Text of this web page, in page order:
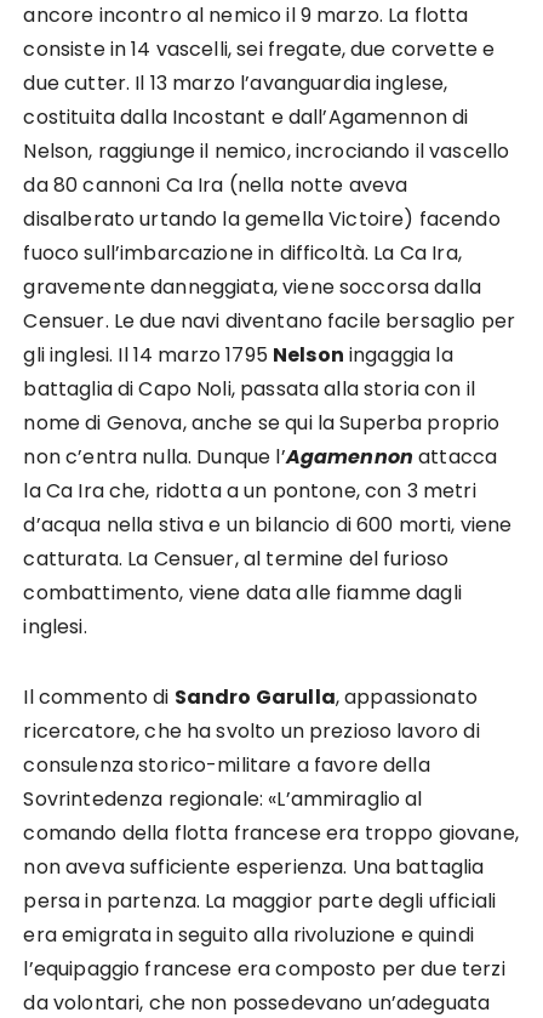
ancore incontro al nemico il 9 marzo. La flotta
consiste in 14 vascelli, sei fregate, due corvette e
due cutter. Il 13 marzo l’avanguardia inglese,
costituita dalla Incostant e dall’Agamennon di
Nelson, raggiunge il nemico, incrociando il vascello
da 80 cannoni Ca Ira (nella notte aveva
disalberato urtando la gemella Victoire) facendo
fuoco sull’imbarcazione in difficoltà. La Ca Ira,
gravemente danneggiata, viene soccorsa dalla
Censuer. Le due navi diventano facile bersaglio per
gli inglesi. Il 14 marzo 1795 Nelson ingaggia la
battaglia di Capo Noli, passata alla storia con il
nome di Genova, anche se qui la Superba proprio
non c’entra nulla. Dunque l’Agamennon attacca
la Ca Ira che, ridotta a un pontone, con 3 metri
d’acqua nella stiva e un bilancio di 600 morti, viene
catturata. La Censuer, al termine del furioso
combattimento, viene data alle fiamme dagli
inglesi.
Il commento di Sandro Garulla, appassionato
ricercatore, che ha svolto un prezioso lavoro di
consulenza storico-militare a favore della
Sovrintedenza regionale: «L’ammiraglio al
comando della flotta francese era troppo giovane,
non aveva sufficiente esperienza. Una battaglia
persa in partenza. La maggior parte degli ufficiali
era emigrata in seguito alla rivoluzione e quindi
l’equipaggio francese era composto per due terzi
da volontari, che non possedevano un’adeguata